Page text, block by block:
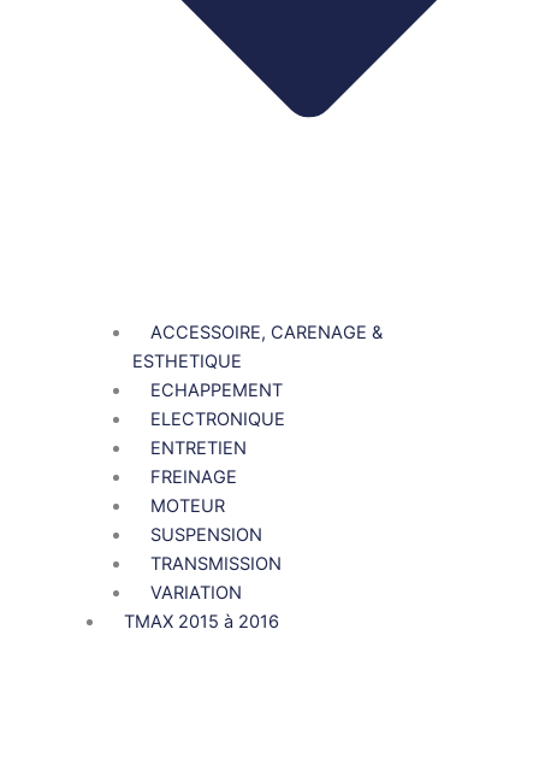
ACCESSOIRE, CARENAGE &
ESTHETIQUE
ECHAPPEMENT
ELECTRONIQUE
ENTRETIEN
FREINAGE
MOTEUR
SUSPENSION
TRANSMISSION
VARIATION
TMAX 2015 à 2016